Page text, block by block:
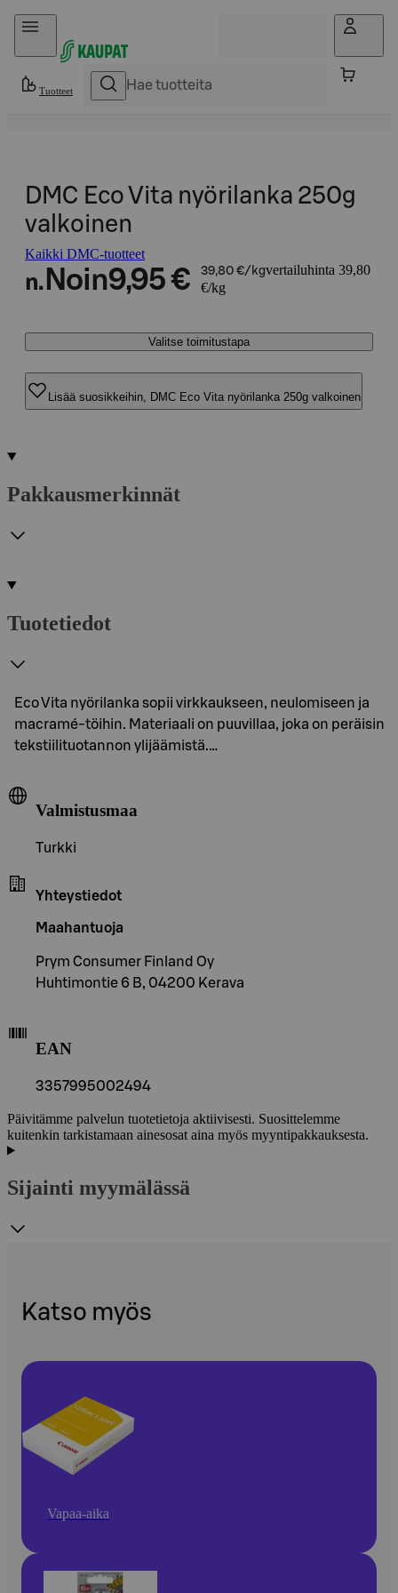
Hyppää sisältöön
Tuotteet
DMC Eco Vita nyörilanka 250g
valkoinen
Kaikki DMC-tuotteet
n. Noin9,95 € 39,80 €/kgvertailuhinta 39,80
€/kg
Valitse toimitustapa
Lisää suosikkeihin, DMC Eco Vita nyörilanka 250g valkoinen
Pakkausmerkinnät
Tuotetiedot
Eco Vita nyörilanka sopii virkkaukseen, neulomiseen ja
macramé-töihin. Materiaali on puuvillaa, joka on peräisin
tekstiilituotannon ylijäämistä.…
Valmistusmaa
Turkki
Yhteystiedot
Maahantuoja
Prym Consumer Finland Oy
Huhtimontie 6 B, 04200 Kerava
EAN
3357995002494
Päivitämme palvelun tuotetietoja aktiivisesti. Suosittelemme
kuitenkin tarkistamaan ainesosat aina myös myyntipakkauksesta.
Sijainti myymälässä
Katso myös
Vapaa-aika